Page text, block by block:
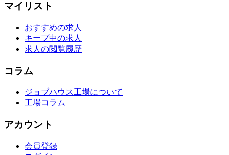
マイリスト
おすすめの求人
キープ中の求人
求人の閲覧履歴
コラム
ジョブハウス工場について
工場コラム
アカウント
会員登録